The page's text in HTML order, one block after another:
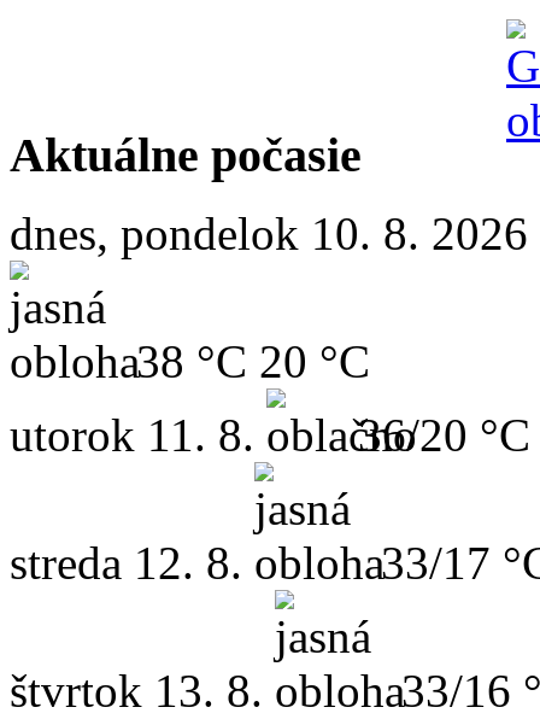
Aktuálne počasie
dnes, pondelok 10. 8. 2026
38 °C 20 °C
utorok 11. 8. 36/20 °C
streda 12. 8. 33/17
štvrtok 13. 8. 33/16